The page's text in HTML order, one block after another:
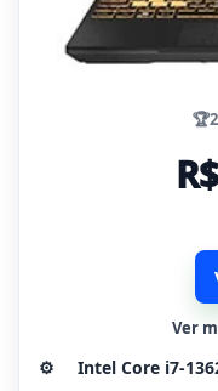
🏆
Ver
⚙️
Intel Core i7-